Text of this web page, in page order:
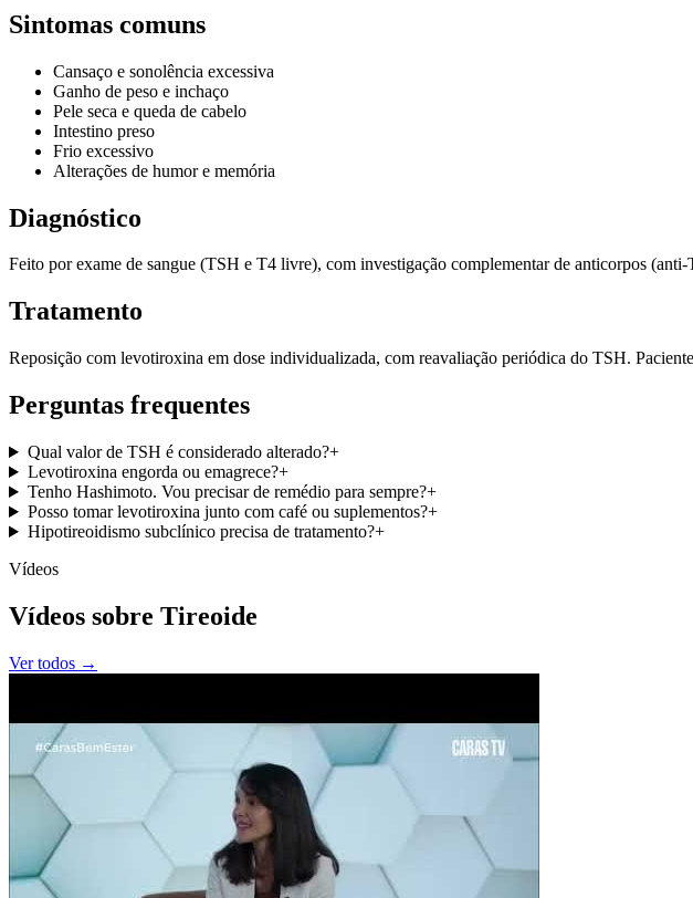
Sintomas comuns
Cansaço e sonolência excessiva
Ganho de peso e inchaço
Pele seca e queda de cabelo
Intestino preso
Frio excessivo
Alterações de humor e memória
Diagnóstico
Feito por exame de sangue (TSH e T4 livre), com investigação complementar de anticorpos
Tratamento
Reposição com levotiroxina em dose individualizada, com reavaliação periódica do TSH.
Perguntas frequentes
Qual valor de TSH é considerado alterado?+
Levotiroxina engorda ou emagrece?+
Tenho Hashimoto. Vou precisar de remédio para sempre?+
Posso tomar levotiroxina junto com café ou suplementos?+
Hipotireoidismo subclínico precisa de tratamento?+
Vídeos
Vídeos sobre Tireoide
Ver todos →